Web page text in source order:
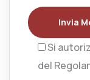
Invia
Si
del